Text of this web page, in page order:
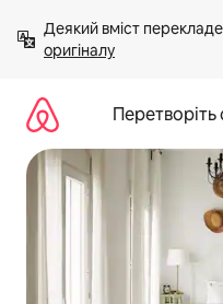
вмісту
Деякий вміст
оригіналу